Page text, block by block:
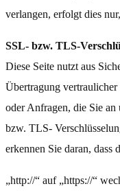
verlangen, erfolgt dies
SSL- bzw. TLS-
Diese Seite nutzt aus
Übertragung
oder Anfragen, die Sie an
bzw. TLS-
erkennen Sie daran, dass
„http://“ auf „https://“